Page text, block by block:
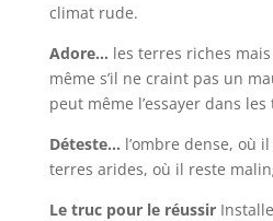
climat rude.
Adore… les terres riches
même s’il ne craint pas un
peut même l’essayer dans
Déteste… l’ombre dense, où
terres arides, où il reste
Le truc pour le réussir